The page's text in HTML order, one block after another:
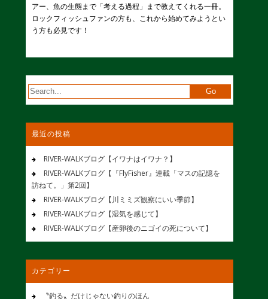
アー、魚の生態まで「考える過程」まで教えてくれる一冊。
ロックフィッシュファンの方も、これから始めてみようとい
う方も必見です！
最近の投稿
RIVER-WALKブログ【イワナはイワナ？】
RIVER-WALKブログ【『FlyFisher』連載「マスの記憶を
訪ねて。」第2回】
RIVER-WALKブログ【川ミミズ観察にいい季節】
RIVER-WALKブログ【湿気を感じて】
RIVER-WALKブログ【産卵後のニゴイの死について】
カテゴリー
〝釣る〟だけじゃない釣りのほん